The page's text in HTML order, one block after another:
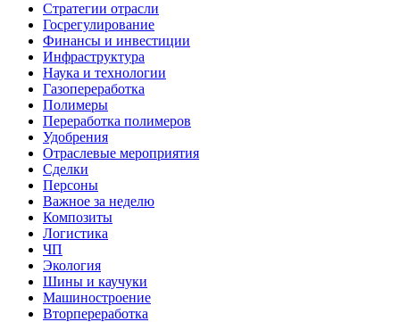
Стратегии отрасли
Госрегулирование
Финансы и инвестиции
Инфраструктура
Наука и технологии
Газопереработка
Полимеры
Переработка полимеров
Удобрения
Отраслевые мероприятия
Сделки
Персоны
Важное за неделю
Композиты
Логистика
ЧП
Экология
Шины и каучуки
Машиностроение
Вторпереработка